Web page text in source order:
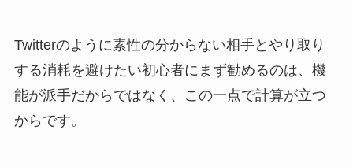
Twitterのように素性の分からない相手とやり取り
する消耗を避けたい初心者にまず勧めるのは、機
能が派手だからではなく、この一点で計算が立つ
からです。